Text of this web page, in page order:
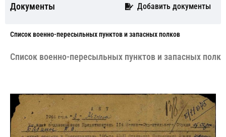
Документы Добавить документы
Cписок военно-пересыльных пунктов и запасных полков
Cписок военно-пересыльных пунктов и запасных